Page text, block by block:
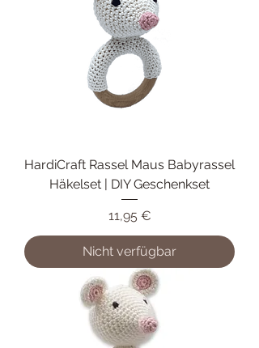
HardiCraft Rassel Maus Babyrassel
Häkelset | DIY Geschenkset
Preis
11,95 €
Nicht verfügbar